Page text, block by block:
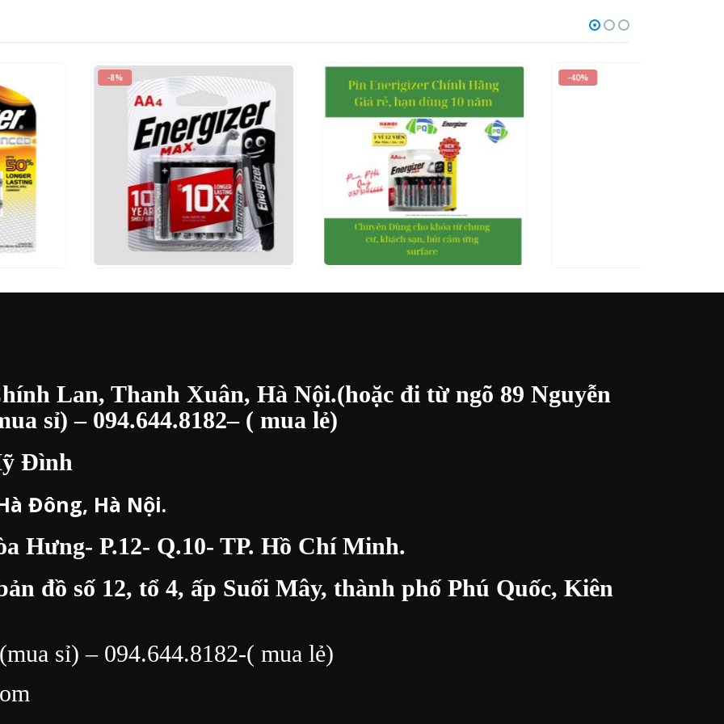
of 5
₫ 60.000
THÊM VÀO GIỎ HÀNG
NHANH
0out of 5
XEM NHANH
-40%
0out of 5
25.000₫ 15.000
Lan, Thanh Xuân, Hà Nội.(hoặc đi từ ngõ 89 Nguyễn
sỉ) – 094.644.8182– ( mua lẻ)
Đình
Đông, Hà Nội.
Hưng- P.12- Q.10- TP. Hồ Chí Minh.
đồ số 12, tổ 4, ấp Suối Mây, thành phố Phú Quốc, Kiên
(mua sỉ) – 094.644.8182-( mua lẻ)